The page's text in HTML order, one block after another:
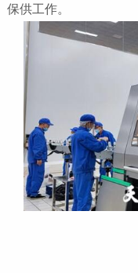
保供工作。